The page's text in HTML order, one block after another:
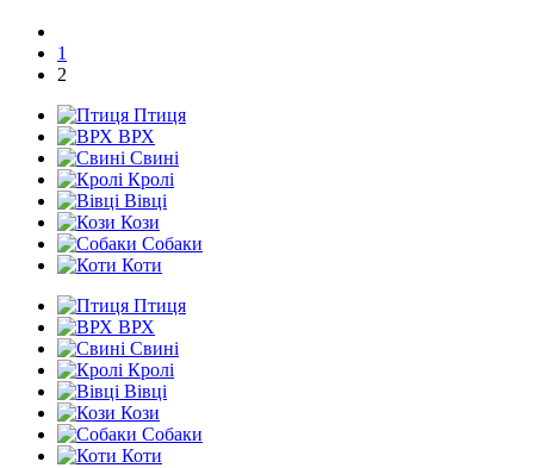
1
2
Птиця
ВРХ
Свині
Кролі
Вівці
Кози
Собаки
Коти
Птиця
ВРХ
Свині
Кролі
Вівці
Кози
Собаки
Коти